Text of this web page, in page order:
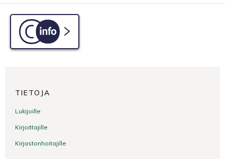
C-info
TIETOJA
Lukijoille
Kirjoittajille
Kirjastonhoitajille